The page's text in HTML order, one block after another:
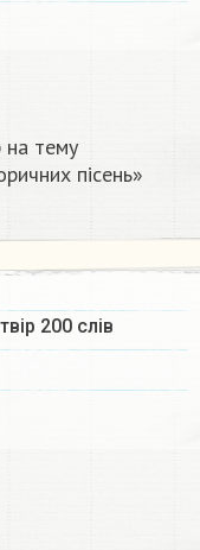
тему
пісень»
200 слів